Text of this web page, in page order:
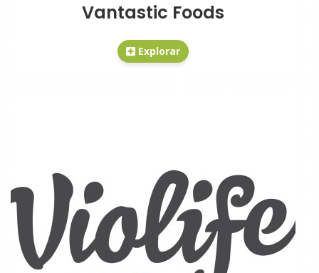
Vantastic Foods
Explorar